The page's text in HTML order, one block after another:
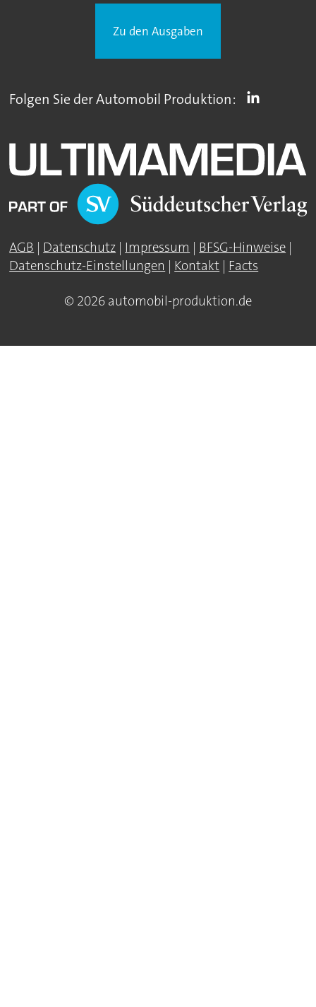
Zu den Ausgaben
Folgen Sie der Automobil Produktion:
AGB | Datenschutz | Impressum | BFSG-Hinweise |
Datenschutz-Einstellungen | Kontakt | Facts
© 2026 automobil-produktion.de